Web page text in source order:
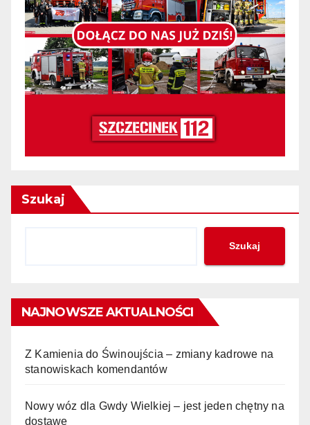
Szukaj
Szukaj
NAJNOWSZE AKTUALNOŚCI
Z Kamienia do Świnoujścia – zmiany kadrowe na
stanowiskach komendantów
Nowy wóz dla Gwdy Wielkiej – jest jeden chętny na
dostawę